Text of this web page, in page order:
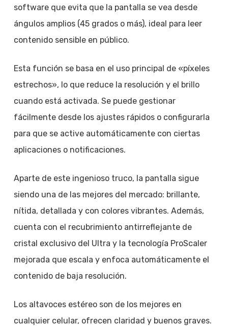
software que evita que la pantalla se vea desde
ángulos amplios (45 grados o más), ideal para leer
contenido sensible en público.
Esta función se basa en el uso principal de «píxeles
estrechos», lo que reduce la resolución y el brillo
cuando está activada. Se puede gestionar
fácilmente desde los ajustes rápidos o configurarla
para que se active automáticamente con ciertas
aplicaciones o notificaciones.
Aparte de este ingenioso truco, la pantalla sigue
siendo una de las mejores del mercado: brillante,
nítida, detallada y con colores vibrantes. Además,
cuenta con el recubrimiento antirreflejante de
cristal exclusivo del Ultra y la tecnología ProScaler
mejorada que escala y enfoca automáticamente el
contenido de baja resolución.
Los altavoces estéreo son de los mejores en
cualquier celular, ofrecen claridad y buenos graves.